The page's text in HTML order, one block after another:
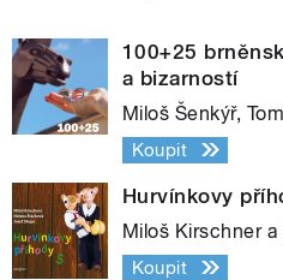
100+25
a bizarností
Miloš Šenkýř,
Koupit
Hurvínkovy
Miloš Kirschner
Koupit